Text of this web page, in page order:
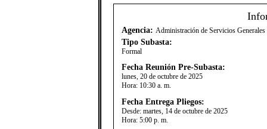
Agencia: Administración de Servicios
Tipo Subasta:
Formal
Fecha Reunión Pre-Subasta:
lunes, 20 de octubre de 2025
Hora: 10:30 a. m.
Fecha Entrega Pliegos:
Desde: martes, 14 de octubre de 2025
Hora: 5:00 p. m.